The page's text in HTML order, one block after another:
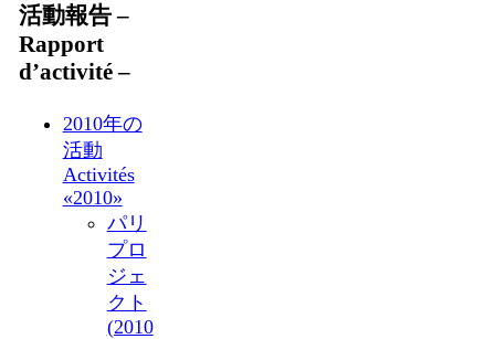
活動報告 –
Rapport
d’activité –
2010年の
活動
Activités
«2010»
パリ
プロ
ジェ
クト
(2010